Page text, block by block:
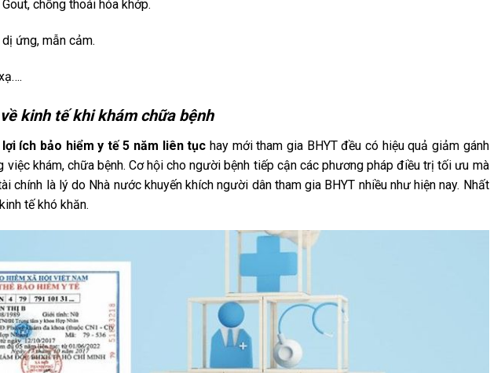
chống thoái hóa khớp.
ứng, mẫn cảm.
kinh tế khi khám chữa bệnh
lợi ích bảo hiểm y tế 5 năm liên tục hay mới tham gia BHYT đều có hiệu quả giảm gánh
việc khám, chữa bệnh. Cơ hội cho người bệnh tiếp cận các phương pháp điều trị tối ưu mà
chính là lý do Nhà nước khuyến khích người dân tham gia BHYT nhiều như hiện nay. Nhất
tế khó khăn.